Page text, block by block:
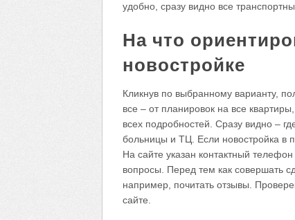
удобно, сразу видно все
На что
новостройке
Кликнув по выбранному варианту,
все – от планировок на все
всех подробностей. Сразу видно –
больницы и ТЦ. Если новостройка в
На сайте указан контактный
вопросы. Перед тем как совершать
например, почитать отзывы.
сайте.